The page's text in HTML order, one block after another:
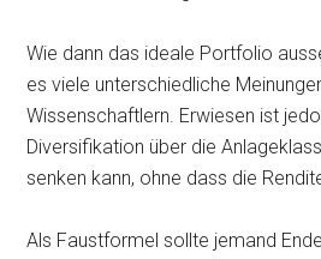
Wie dann das ideale Portfolio
es viele unterschiedliche
Wissenschaftlern. Erwiesen ist
Diversifikation über die
senken kann, ohne dass die
Als Faustformel sollte jemand